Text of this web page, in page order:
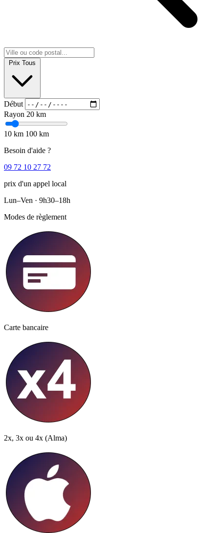
Prix Tous
Début
Rayon 20 km
10 km 100 km
Besoin d'aide ?
09 72 10 27 72
prix d'un appel local
Lun–Ven · 9h30–18h
Modes de règlement
Carte bancaire
2x, 3x ou 4x (Alma)